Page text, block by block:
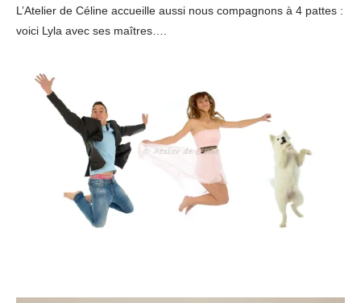
L’Atelier de Céline accueille aussi nous compagnons à 4 pattes :
voici Lyla avec ses maîtres….